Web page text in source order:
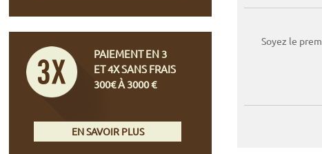
Soyez le
PAIEMENT EN 3
ET 4X SANS FRAIS
300€ À 3000 €
EN SAVOIR PLUS